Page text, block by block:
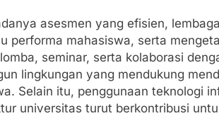
asesmen yang efisien,
performa mahasiswa, serta
seminar, serta kolaborasi
lingkungan yang mendukung
Selain itu, penggunaan teknologi
universitas turut berkontribusi